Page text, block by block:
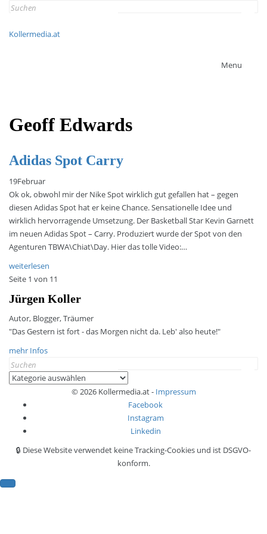
Search
Kollermedia.at
Menu
Geoff Edwards
Adidas Spot Carry
19Februar
Ok ok, obwohl mir der Nike Spot wirklich gut gefallen hat – gegen
diesen Adidas Spot hat er keine Chance. Sensationelle Idee und
wirklich hervorragende Umsetzung. Der Basketball Star Kevin Garnett
im neuen Adidas Spot – Carry. Produziert wurde der Spot von den
Agenturen TBWA\Chiat\Day. Hier das tolle Video:…
weiterlesen
Seite 1 von 11
Jürgen Koller
Autor, Blogger, Träumer
"Das Gestern ist fort - das Morgen nicht da. Leb' also heute!"
mehr Infos
Search
for:
Kategorien
© 2026 Kollermedia.at - Impressum
Facebook
Instagram
Linkedin
🔒 Diese Website verwendet keine Tracking-Cookies und ist DSGVO-
konform.